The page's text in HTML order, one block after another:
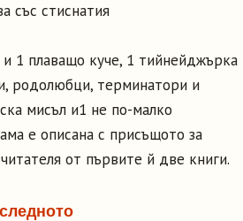
със стиснатия
1 плаващо куче, 1 тийнейджърка
родолюбци, терминатори и
мисъл и1 не по-малко
е описана с присъщото за
от първите й две книги.